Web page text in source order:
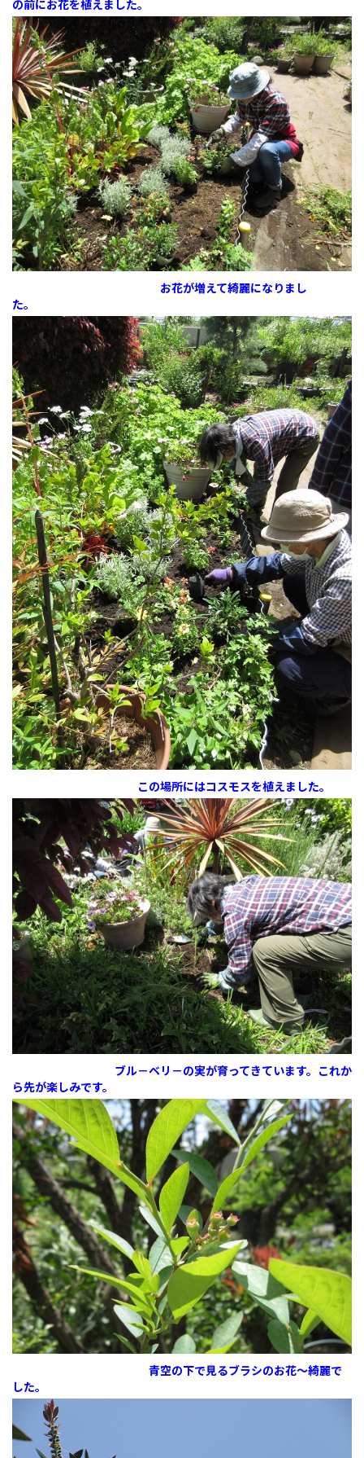
の前にお花を植えました。
お花が増えて綺麗になりまし
た。
この場所にはコスモスを植えました。
ブル－ベリ－の実が育ってきています。これか
ら先が楽しみです。
青空の下で見るブラシのお花～綺麗で
した。